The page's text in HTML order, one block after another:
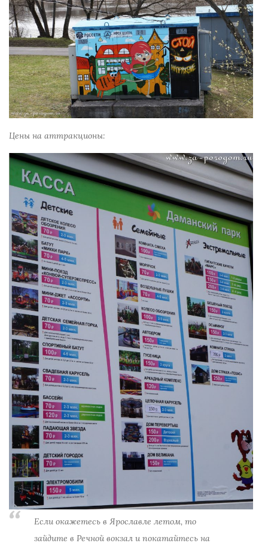
Цены на аттракционы:
Если окажетесь в Ярославле летом, то
зайдите в Речной вокзал и покатайтесь на